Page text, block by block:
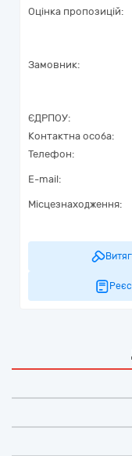
Оцінка пропозицій:
Замовник:
ЄДРПОУ:
Контактна особа:
Телефон:
E-mail:
Місцезнаходження: